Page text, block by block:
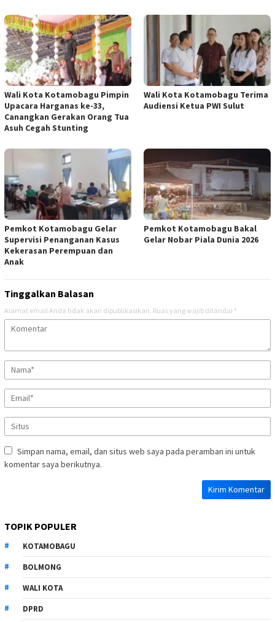
Wali Kota Kotamobagu Pimpin
Upacara Harganas ke-33,
Canangkan Gerakan Orang Tua
Asuh Cegah Stunting
Wali Kota Kotamobagu Terima
Audiensi Ketua PWI Sulut
Pemkot Kotamobagu Gelar
Supervisi Penanganan Kasus
Kekerasan Perempuan dan
Anak
Pemkot Kotamobagu Bakal
Gelar Nobar Piala Dunia 2026
Tinggalkan Balasan
Alamat email Anda tidak akan dipublikasikan. Ruas yang wajib ditandai *
Simpan nama, email, dan situs web saya pada peramban ini untuk
komentar saya berikutnya.
TOPIK POPULER
KOTAMOBAGU
BOLMONG
WALI KOTA
DPRD